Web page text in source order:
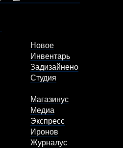
Новое
Инвентарь
Задизайнено
Студия
Магазинус
Медиа
Экспресс
Иронов
Журналус